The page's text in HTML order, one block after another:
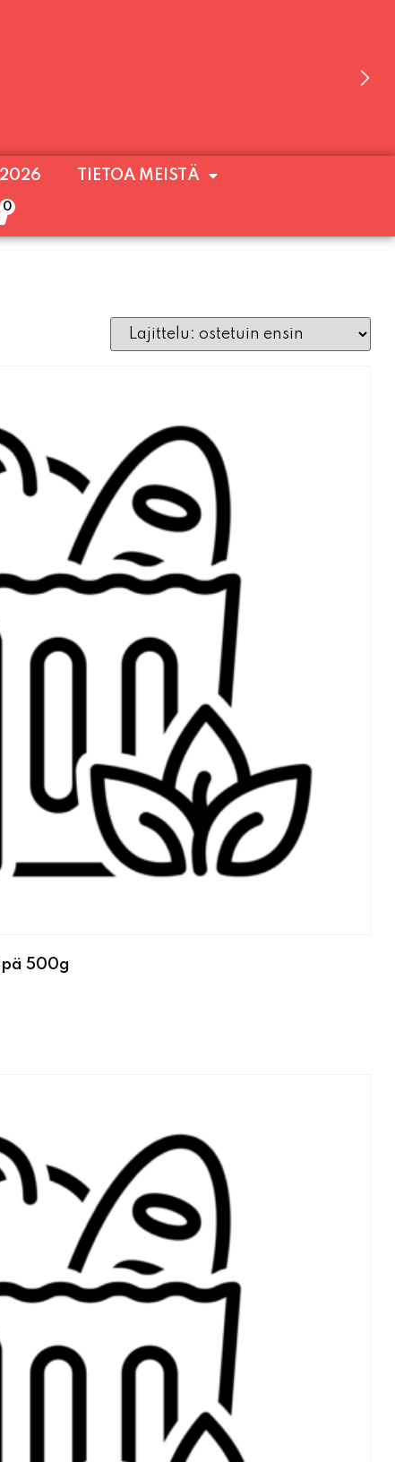
AVOINNA VIIKONLOPPUISIN (PE-
2026 TIETOA MEISTÄ
0
500g